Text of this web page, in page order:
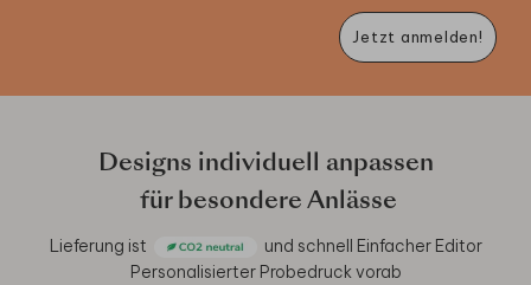
Jetzt anmelden!
Designs individuell anpassen
für besondere Anlässe
Lieferung ist und schnell Einfacher Editor
Personalisierter Probedruck vorab